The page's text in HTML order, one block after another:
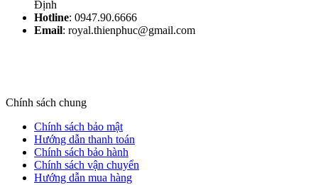
Định​
Hotline: 0947.90.6666
Email: royal.thienphuc@gmail.com
Chính sách chung
Chính sách bảo mật
Hướng dẫn thanh toán
Chính sách bảo hành
Chính sách vận chuyển
Hướng dẫn mua hàng